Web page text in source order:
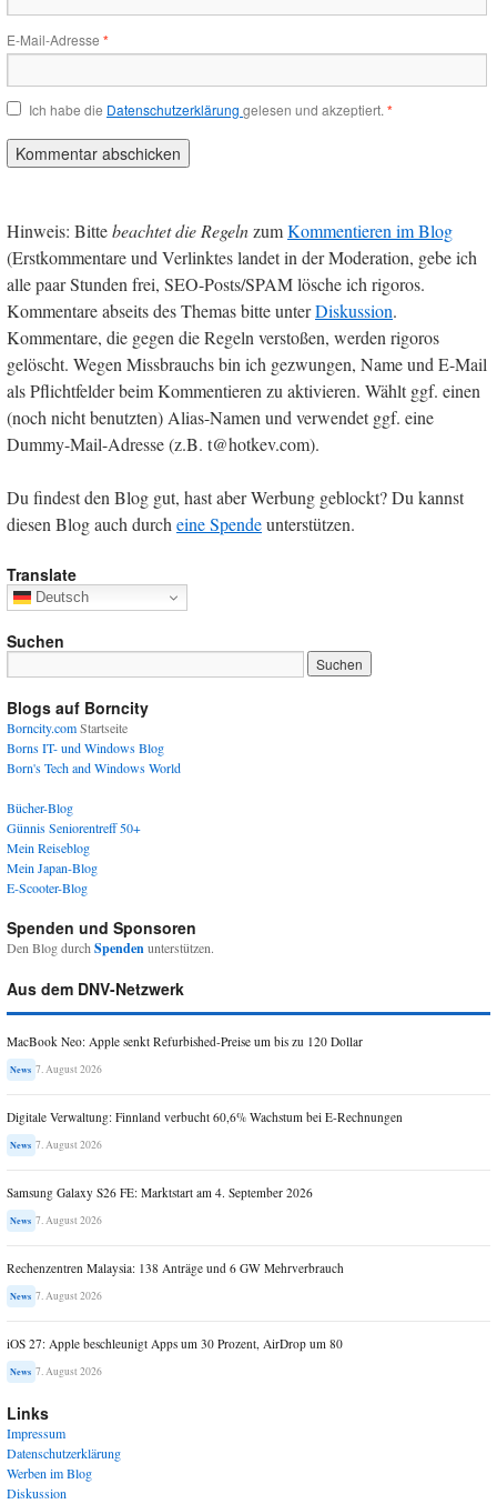
E-Mail-Adresse *
Ich habe die Datenschutzerklärung gelesen und akzeptiert. *
Hinweis: Bittebeachtet die RegelnzumKommentieren im Blog
(Erstkommentare und Verlinktes landet in der Moderation, gebe ich
alle paar Stunden frei, SEO-Posts/SPAM lösche ich rigoros.
Kommentare abseits des Themas bitte unterDiskussion.
Kommentare, die gegen die Regeln verstoßen, werden rigoros
gelöscht. Wegen Missbrauchs bin ich gezwungen, Name und E-Mail
als Pflichtfelder beim Kommentieren zu aktivieren. Wählt ggf. einen
(noch nicht benutzten) Alias-Namen und verwendet ggf. eine
Dummy-Mail-Adresse (z.B. t@hotkev.com).
Du findest den Blog gut, hast aber Werbung geblockt? Du kannst
diesen Blog auch durcheine Spendeunterstützen.
Translate
Deutsch
Suchen
Blogs auf Borncity
Borncity.comStartseite
Borns IT- und Windows Blog
Born's Tech and Windows World
Bücher-Blog
Günnis Seniorentreff 50+
Mein Reiseblog
Mein Japan-Blog
E-Scooter-Blog
Spenden und Sponsoren
Den Blog durchSpendenunterstützen.
Aus dem DNV-Netzwerk
MacBook Neo: Apple senkt Refurbished-Preise um bis zu 120 Dollar
News 7. August 2026
Digitale Verwaltung: Finnland verbucht 60,6% Wachstum bei E-Rechnungen
News 7. August 2026
Samsung Galaxy S26 FE: Marktstart am 4. September 2026
News 7. August 2026
Rechenzentren Malaysia: 138 Anträge und 6 GW Mehrverbrauch
News 7. August 2026
iOS 27: Apple beschleunigt Apps um 30 Prozent, AirDrop um 80
News 7. August 2026
Links
Impressum
Datenschutzerklärung
Werben im Blog
Diskussion